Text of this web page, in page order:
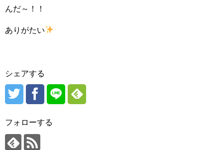
んだ～！！
ありがたい
シェアする
フォローする